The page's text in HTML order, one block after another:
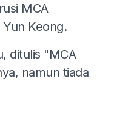
MCA
Keong.
ditulis "MCA
namun tiada